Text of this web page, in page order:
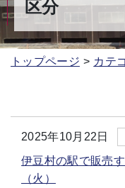
区分
トップページ カテ
2025年10月22日
伊豆村の駅で販売
（火）